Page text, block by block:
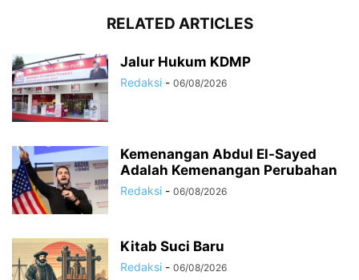
RELATED ARTICLES
Jalur Hukum KDMP
Redaksi - 06/08/2026
Kemenangan Abdul El-Sayed
Adalah Kemenangan Perubahan
Redaksi - 06/08/2026
Kitab Suci Baru
Redaksi - 06/08/2026